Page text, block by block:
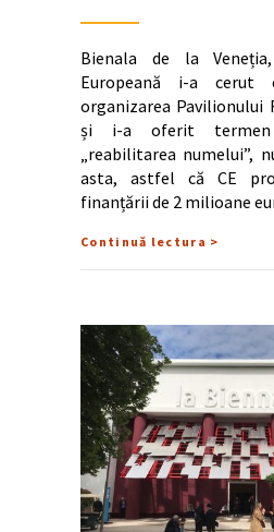
Bienala de la
Europeană i-a cerut
organizarea Pavilionului
și i-a oferit
„reabilitarea numelui”,
asta, astfel că CE
finanțării de 2 milioane
Continuă lectura >